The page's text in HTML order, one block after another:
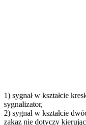
1) sygnał w kształcie
sygnalizator,
2) sygnał w kształcie
zakaz nie dotyczy